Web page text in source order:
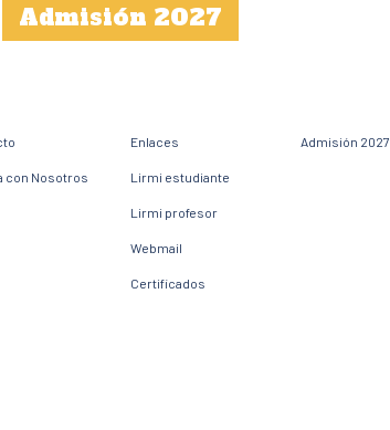
Admisión 2027
con Nosotros
Enlaces
Lirmi estudiante
Lirmi profesor
Webmail
Certificados
Admisión 2027